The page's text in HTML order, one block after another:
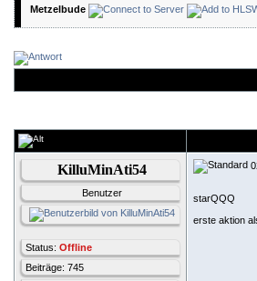
Metzelbude
KilluMinAti54
Benutzer
Status: Offline
Beiträge: 745
starQQQ
erste aktion